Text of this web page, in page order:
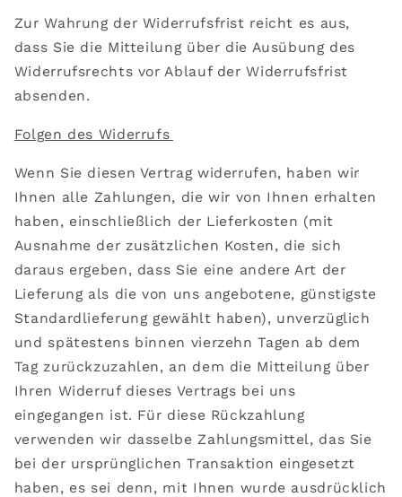
Zur Wahrung der Widerrufsfrist reicht es aus,
dass Sie die Mitteilung über die Ausübung des
Widerrufsrechts vor Ablauf der Widerrufsfrist
absenden.
Folgen des Widerrufs
Wenn Sie diesen Vertrag widerrufen, haben wir
Ihnen alle Zahlungen, die wir von Ihnen erhalten
haben, einschließlich der Lieferkosten (mit
Ausnahme der zusätzlichen Kosten, die sich
daraus ergeben, dass Sie eine andere Art der
Lieferung als die von uns angebotene, günstigste
Standardlieferung gewählt haben), unverzüglich
und spätestens binnen vierzehn Tagen ab dem
Tag zurückzuzahlen, an dem die Mitteilung über
Ihren Widerruf dieses Vertrags bei uns
eingegangen ist. Für diese Rückzahlung
verwenden wir dasselbe Zahlungsmittel, das Sie
bei der ursprünglichen Transaktion eingesetzt
haben, es sei denn, mit Ihnen wurde ausdrücklich